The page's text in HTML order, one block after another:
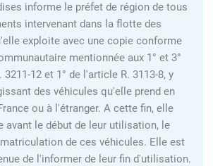
informe le préfet de région de tous
intervenant dans la flotte des
exploite avec une copie conforme
mentionnée aux 1° et 3°
12 et 1° de l'article R. 3113-8, y
des véhicules qu'elle prend en
ou à l'étranger. A cette fin, elle
avant le début de leur utilisation, le
de ces véhicules. Elle est
de l'informer de leur fin d'utilisation.